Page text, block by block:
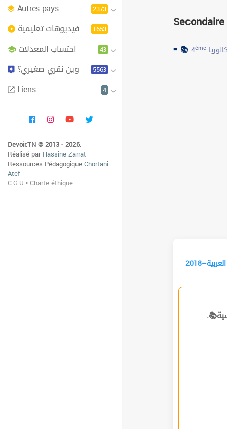
Autres pays 2373
فيديوهات تعليمية 1653
احتساب المعدلات 43
وين نقري صغيري؟ 5563
Liens 4
Devoir.TN © 2013 - 2026.
Réalisé parHassine Zarrat
Ressources PédagogiqueChortani
Atef
C.G.U •Charte éthique
Secondaire
≡ 📚4ème
العربية–2018 principale correction [PDF] — العربية Technique — 4ème مواضيع البكالوريا